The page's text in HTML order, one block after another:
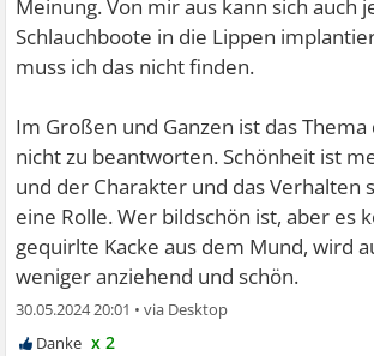
Meinung. Von mir aus kann sich auch
Schlauchboote in die Lippen
muss ich das nicht finden.
Im Großen und Ganzen ist das Thema
nicht zu beantworten. Schönheit ist
und der Charakter und das Verhalten
eine Rolle. Wer bildschön ist, aber es
gequirlte Kacke aus dem Mund, wird
weniger anziehend und schön.
30.05.2024 20:01 •
x 2